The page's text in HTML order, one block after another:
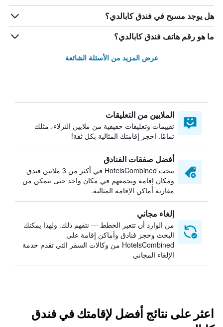
هل يوجد مسبح في فندق كابالدي؟
ما هو رقم هاتف فندق كابالدي؟
عرض المزيد من الأسئلة الشائعة
الملايين من التعليقات
تقييمات وتعليقات حقيقية من ملايين النزلاء، مثلك
تمامًا. احجز إقامتك المثالية بكل ثقة!
أفضل صفقات الفنادق
يبحث HotelsCombined في أكثر من 3 ملايين فندق
ومكان إقامة ويجمعهم في مكان واحد حتى تتمكن من
مقارنة أماكن الإقامة المثالية.
إلغاء مجاني
من الوارد أن تتغير الخطط — نتفهم ذلك. ولهذا يمكنك
البحث وحجز فنادق وأماكن إقامة على
HotelsCombined من وكالات السفر التي تقدم خدمة
الإلغاء المجاني
اعثر على نتائج أفضل لإقامتك في فندق